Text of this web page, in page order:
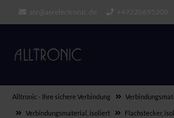
Alltronic - Ihre sichere Verbindung
Verbindungsmaterial, isoliert Flachstecker,